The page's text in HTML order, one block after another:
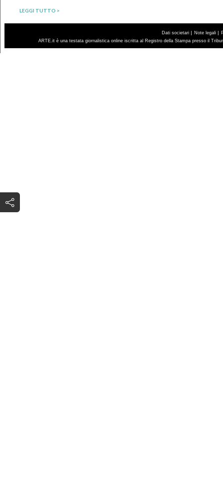
LEGGI TUTTO >
Dati societari Note legali
ARTE.it è una testata giornalistica online iscritta al Registro della Stampa presso il